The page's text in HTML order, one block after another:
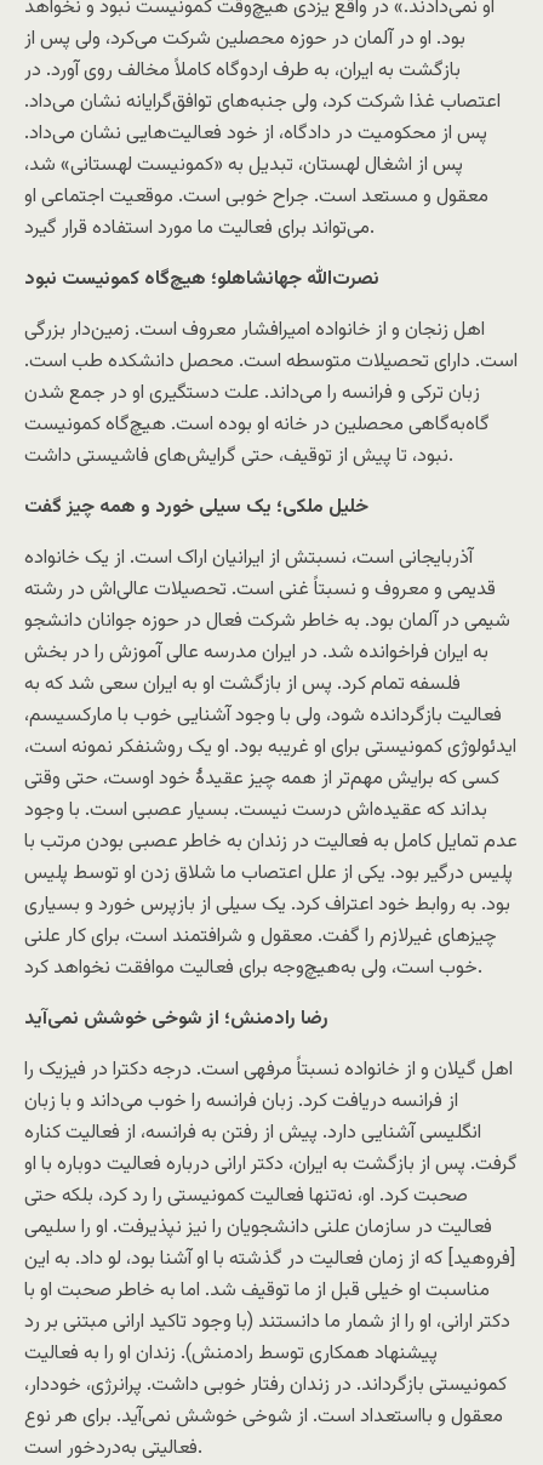
او نمی‌دادند.» در واقع یزدی هیچ‌وقت کمونیست نبود و نخواهد
بود. او در آلمان در حوزه محصلین شرکت می‌کرد، ولی پس از
بازگشت به ایران، به طرف اردوگاه کاملاً مخالف روی آورد. در
اعتصاب غذا شرکت کرد، ولی جنبه‌های توافق‌گرایانه نشان می‌داد.
پس از محکومیت در دادگاه، از خود فعالیت‌هایی نشان می‌داد.
پس از اشغال لهستان، تبدیل به «کمونیست لهستانی» شد،
معقول و مستعد است. جراح خوبی است. موقعیت اجتماعی او
می‌تواند برای فعالیت ما مورد استفاده قرار گیرد.
نصرت‌الله جهانشاهلو؛ هیچ‌گاه کمونیست نبود
اهل زنجان و از خانواده امیرافشار معروف است. زمین‌دار بزرگی
است. دارای تحصیلات متوسطه است. محصل دانشکده طب است.
زبان ترکی و فرانسه را می‌داند. علت دستگیری او در جمع شدن
گاه‌به‌گاهی محصلین در خانه او بوده است. هیچ‌گاه کمونیست
نبود، تا پیش از توقیف، حتی گرایش‌های فاشیستی داشت.
خلیل ملکی؛ یک سیلی خورد و همه چیز گفت
آذربایجانی است، نسبتش از ایرانیان اراک است. از یک خانواده
قدیمی و معروف و نسبتاً غنی است. تحصیلات عالی‌اش در رشته
شیمی در آلمان بود. به خاطر شرکت فعال در حوزه جوانان دانشجو
به ایران فراخوانده شد. در ایران مدرسه عالی آموزش را در بخش
فلسفه تمام کرد. پس از بازگشت او به ایران سعی شد که به
فعالیت بازگردانده شود، ولی با وجود آشنایی خوب با مارکسیسم،
ایدئولوژی کمونیستی برای او غریبه بود. او یک روشنفکر نمونه است،
کسی که برایش مهم‌تر از همه چیز عقیدۀ خود اوست، حتی وقتی
بداند که عقیده‌اش درست نیست. بسیار عصبی است. با وجود
عدم تمایل کامل به فعالیت در زندان به خاطر عصبی بودن مرتب با
پلیس درگیر بود. یکی از علل اعتصاب ما شلاق زدن او توسط پلیس
بود. به روابط خود اعتراف کرد. یک سیلی از بازپرس خورد و بسیاری
چیزهای غیرلازم را گفت. معقول و شرافتمند است، برای کار علنی
خوب است، ولی به‌هیچ‌وجه برای فعالیت موافقت نخواهد کرد.
رضا رادمنش؛ از شوخی خوشش نمی‌آید
اهل گیلان و از خانواده نسبتاً مرفهی است. درجه دکترا در فیزیک را
از فرانسه دریافت کرد. زبان فرانسه را خوب می‌داند و با زبان
انگلیسی آشنایی دارد. پیش از رفتن به فرانسه، از فعالیت کناره
گرفت. پس از بازگشت به ایران، دکتر ارانی درباره فعالیت دوباره با او
صحبت کرد. او، نه‌تنها فعالیت کمونیستی را رد کرد، بلکه حتی
فعالیت در سازمان علنی دانشجویان را نیز نپذیرفت. او را سلیمی
[فروهید] که از زمان فعالیت در گذشته با او آشنا بود، لو داد. به این
مناسبت او خیلی قبل از ما توقیف شد. اما به خاطر صحبت او با
دکتر ارانی، او را از شمار ما دانستند (با وجود تاکید ارانی مبتنی بر رد
پیشنهاد همکاری توسط رادمنش). زندان او را به فعالیت
کمونیستی بازگرداند. در زندان رفتار خوبی داشت. پرانرژی، خوددار،
معقول و بااستعداد است. از شوخی خوشش نمی‌آید. برای هر نوع
فعالیتی به‌دردخور است.